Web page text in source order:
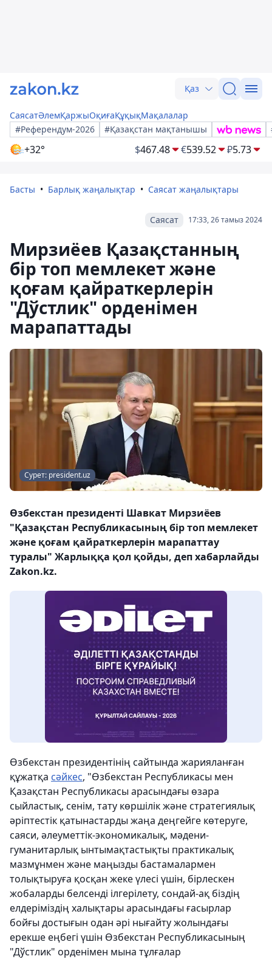
Қаз
СаясатӘлемҚаржыОқиғаҚұқықМақалалар
#Референдум-2026
#Қазақстан мақтанышы
+32° $467.48 €539.52 ₽5.73
Басты Барлық жаңалықтар Саясат жаңалықтары
17:33, 26 тамыз 2024
Саясат
Мирзиёев Қазақстанның
бір топ мемлекет және
қоғам қайраткерлерін
"Дўстлик" орденімен
марапаттады
Сурет: president.uz
Өзбекстан президенті Шавкат Мирзиёев
"Қазақстан Республикасының бір топ мемлекет
және қоғам қайраткерлерін марапаттау
туралы" Жарлыққа қол қойды, деп хабарлайды
Zakon.kz.
Өзбекстан президентінің сайтында жарияланған
құжатқа сәйкес, "Өзбекстан Республикасы мен
Қазақстан Республикасы арасындағы өзара
сыйластық, сенім, тату көршілік және стратегиялық
әріптестік қатынастарды жаңа деңгейге көтеруге,
саяси, әлеуметтік-экономикалық, мәдени-
гуманитарлық ынтымақтастықты практикалық
мазмұнмен және маңызды бастамалармен
толықтыруға қосқан жеке үлесі үшін, бірлескен
жобаларды белсенді ілгерілету, сондай-ақ біздің
елдеріміздің халықтары арасындағы ғасырлар
бойғы достығын одан әрі нығайту жолындағы
ерекше еңбегі үшін Өзбекстан Республикасының
"Дўстлик" орденімен мына тұлғалар